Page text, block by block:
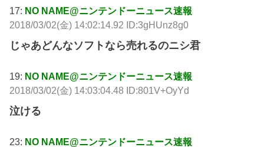
17: NO NAME@ニンテンドーニュース速報
2018/03/02(金) 14:02:14.92 ID:3gHUnz8g0
じゃあどんなソフトなら売れるのニシ君
19: NO NAME@ニンテンドーニュース速報
2018/03/02(金) 14:03:04.48 ID:801V+OyYd
泣ける
23: NO NAME@ニンテンドーニュース速報